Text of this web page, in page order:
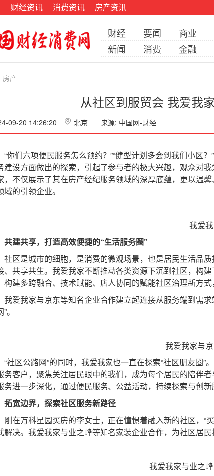
财经资讯 消费资讯 房产资讯
财经 要闻 商业
新闻
消费 金融
房产
从社区到服贸会 我爱我
09-20 14:26:20 北京 来源: 中国网-财经
们六项便民服务怎么预约？”“健型计划多会到我们小区
建设方面做出的探索，引起了参与者的极大兴趣，观众对
，不仅展示了其在房产经纪服务领域的深厚底蕴，更以温
域的引领企业。
我爱
共建共享，打造高效便捷的“生活服务圈”
区是城市的细胞，是消费的微观场景，也是居民生活品质
、共享共生。我爱我家不断推动各类资源下沉到社区，构
构建多跨融合、技术赋能、店人协同的赋能社区治理新方
爱我家与京东等知名企业合作建立起连接从服务端到需求
。
我爱我家与
区公路网”的同时，我爱我家也一直在探索“社区朋友圈”
务客户，聚焦关注居民眼中的我们，成为每个居民的陪伴
务进一步深化，通过便民服务、公益活动，持续探索与创
拓宽边界，探索社区服务新路径
在万科星园买房的李女士，正在憧憬着融入新的社区，“买
解决。我爱我家与业之峰等知名家装企业合作，为社区居
我爱我家与业之